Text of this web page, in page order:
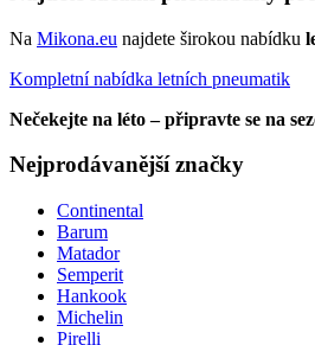
Na Mikona.eu najdete širokou nabídku
Kompletní nabídka letních pneumatik
Nečekejte na léto – připravte se na
Nejprodávanější značky
Continental
Barum
Matador
Semperit
Hankook
Michelin
Pirelli